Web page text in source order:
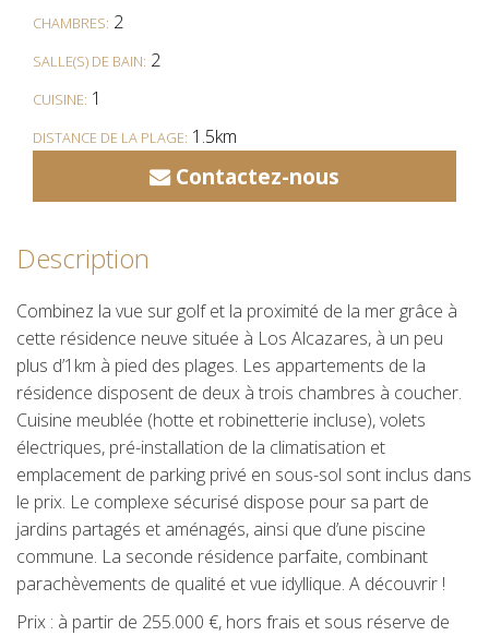
CHAMBRES: 2
SALLE(S) DE BAIN: 2
CUISINE: 1
DISTANCE DE LA PLAGE: 1.5km
Contactez-nous
Description
Combinez la vue sur golf et la proximité de la mer grâce à
cette résidence neuve située à Los Alcazares, à un peu
plus d’1km à pied des plages. Les appartements de la
résidence disposent de deux à trois chambres à coucher.
Cuisine meublée (hotte et robinetterie incluse), volets
électriques, pré-installation de la climatisation et
emplacement de parking privé en sous-sol sont inclus dans
le prix. Le complexe sécurisé dispose pour sa part de
jardins partagés et aménagés, ainsi que d’une piscine
commune. La seconde résidence parfaite, combinant
parachèvements de qualité et vue idyllique. A découvrir !
Prix : à partir de 255.000 €, hors frais et sous réserve de